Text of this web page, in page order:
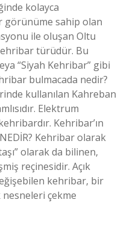
kolayca
görünüme sahip olan
ile oluşan Oltu
türüdür. Bu
“Siyah Kehribar” gibi
bulmacada nedir?
kullanılan Kahreban
Elektrum
Kehribar’ın
Kehribar olarak
olarak da bilinen,
reçinesidir. Açık
kehribar, bir
çekme